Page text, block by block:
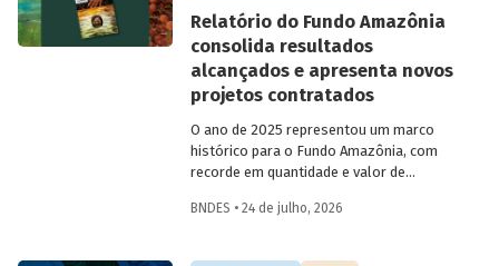
Relatório do Fundo Amazônia
consolida resultados
alcançados e apresenta novos
projetos contratados
O ano de 2025 representou um marco
histórico para o Fundo Amazônia, com
recorde em quantidade e valor de
desembolsos: foram 22 operações
bilhões, além de R$ 387 milhões
BNDES • 24 de julho, 2026